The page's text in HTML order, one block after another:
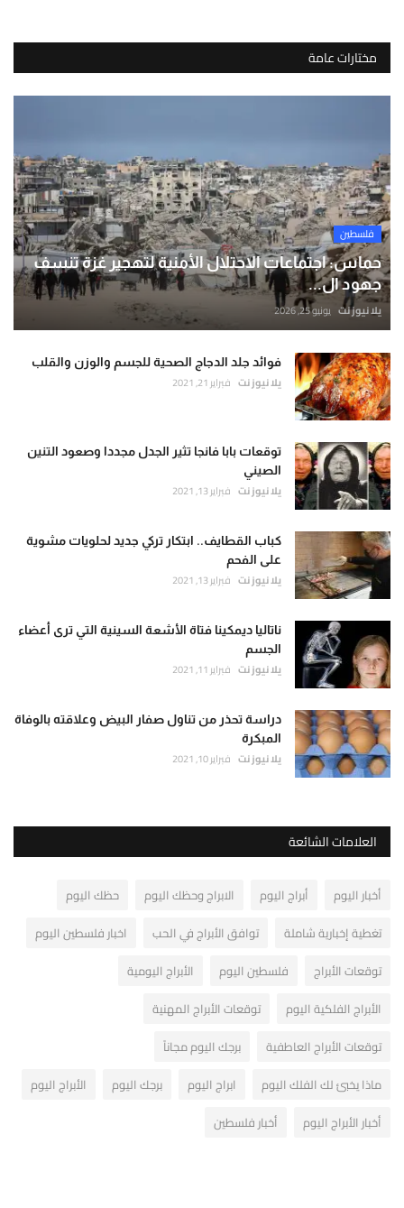
مختارات عامة
فلسطين
حماس: اجتماعات الاحتلال الأمنية لتهجير غزة تنسف
جهود ال...
يلا نيوز نت يونيو 25, 2026
فوائد جلد الدجاج الصحية للجسم والوزن والقلب
يلا نيوز نت فبراير 21, 2021
توقعات بابا فانجا تثير الجدل مجددا وصعود التنين
الصيني
يلا نيوز نت فبراير 13, 2021
كباب القطايف.. ابتكار تركي جديد لحلويات مشوية
على الفحم
يلا نيوز نت فبراير 13, 2021
ناتاليا ديمكينا فتاة الأشعة السينية التي ترى أعضاء
الجسم
يلا نيوز نت فبراير 11, 2021
دراسة تحذر من تناول صفار البيض وعلاقته بالوفاة
المبكرة
يلا نيوز نت فبراير 10, 2021
العلامات الشائعة
أخبار اليوم أبراج اليوم الابراج وحظك اليوم
حظك اليوم
تغطية إخبارية شاملة
توافق الأبراج في الحب
اخبار فلسطين اليوم
توقعات الأبراج
فلسطين اليوم
الأبراج اليومية
الأبراج الفلكية اليوم
توقعات الأبراج المهنية
توقعات الأبراج العاطفية
برجك اليوم مجاناً
ماذا يخبئ لك الفلك اليوم
ابراج اليوم برجك اليوم
الأبراج اليوم
أخبار الأبراج اليوم
أخبار فلسطين